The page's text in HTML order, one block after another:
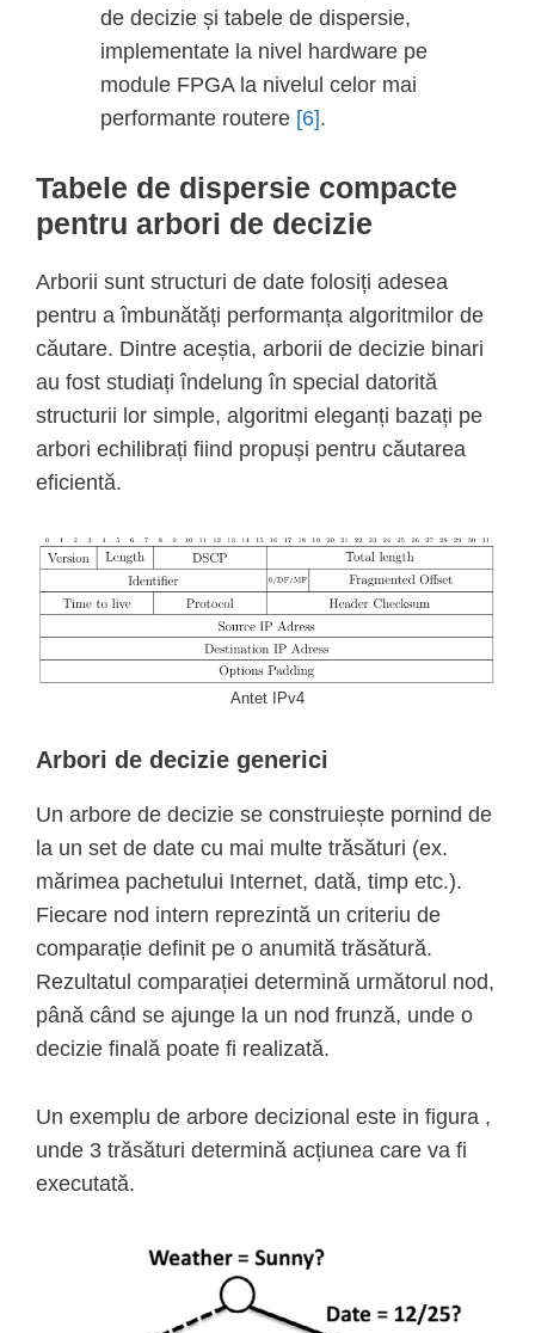
de decizie și tabele de dispersie,
implementate la nivel hardware pe
module FPGA la nivelul celor mai
performante routere [6].
Tabele de dispersie compacte
pentru arbori de decizie
Arborii sunt structuri de date folosiți adesea
pentru a îmbunătăți performanța algoritmilor de
căutare. Dintre aceștia, arborii de decizie binari
au fost studiați îndelung în special datorită
structurii lor simple, algoritmi eleganți bazați pe
arbori echilibrați fiind propuși pentru căutarea
eficientă.
Antet IPv4
Arbori de decizie generici
Un arbore de decizie se construiește pornind de
la un set de date cu mai multe trăsături (ex.
mărimea pachetului Internet, dată, timp etc.).
Fiecare nod intern reprezintă un criteriu de
comparație definit pe o anumită trăsătură.
Rezultatul comparației determină următorul nod,
până când se ajunge la un nod frunză, unde o
decizie finală poate fi realizată.
Un exemplu de arbore decizional este in figura ,
unde 3 trăsături determină acțiunea care va fi
executată.